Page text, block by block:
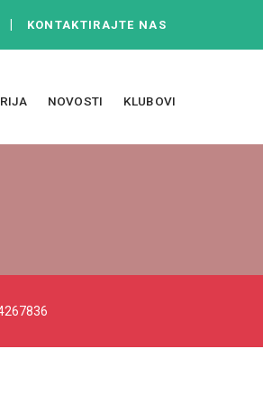
KONTAKTIRAJTE NAS
NOVOSTI KLUBOVI